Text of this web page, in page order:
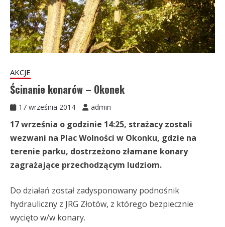
AKCJE
Ścinanie konarów – Okonek
17 września 2014 admin
17 września o godzinie 14:25, strażacy zostali
wezwani na Plac Wolności w Okonku, gdzie na
terenie parku, dostrzeżono złamane konary
zagrażające przechodzącym ludziom.
Do działań został zadysponowany podnośnik
hydrauliczny z JRG Złotów, z którego bezpiecznie
wycięto w/w konary.